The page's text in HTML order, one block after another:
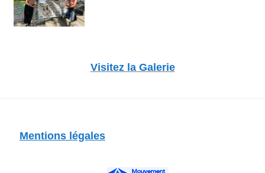
Visitez la Galerie
Mentions légales